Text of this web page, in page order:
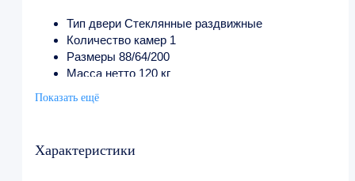
Тип двери Стеклянные раздвижные
Количество камер 1
Размеры 88/64/200
Масса нетто 120 кг
Страна Финляндия
Показать ещё
Характеристики